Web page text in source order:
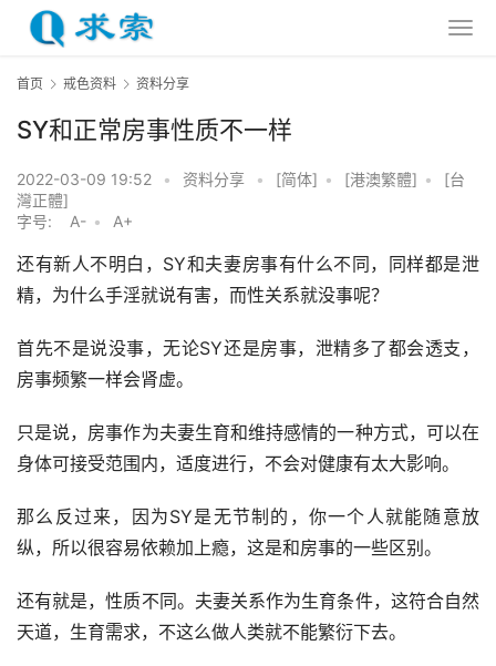
首页 戒色资料 资料分享
SY和正常房事性质不一样
2022-03-09 19:52 • 资料分享 • [简体] • [港澳繁體] •
[台
灣正體]
字号:
A- • A+
还有新人不明白，SY和夫妻房事有什么不同，同样都是泄
精，为什么手淫就说有害，而性关系就没事呢？
首先不是说没事，无论SY还是房事，泄精多了都会透支，
房事频繁一样会肾虚。
只是说，房事作为夫妻生育和维持感情的一种方式，可以在
身体可接受范围内，适度进行，不会对健康有太大影响。
那么反过来，因为SY是无节制的，你一个人就能随意放
纵，所以很容易依赖加上瘾，这是和房事的一些区别。
还有就是，性质不同。夫妻关系作为生育条件，这符合自然
天道，生育需求，不这么做人类就不能繁衍下去。